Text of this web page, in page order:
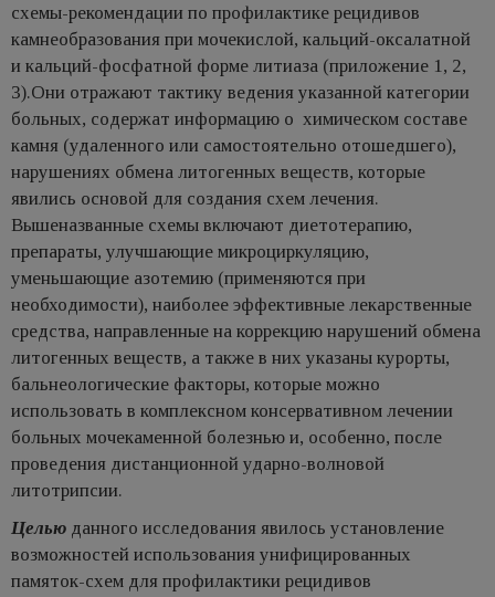
схемы-рекомендации по профилактике рецидивов
камнеобразования при мочекислой, кальций-оксалатной
и кальций-фосфатной форме литиаза (приложение 1, 2,
3).Они отражают тактику ведения указанной категории
больных, содержат информацию о химическом составе
камня (удаленного или самостоятельно отошедшего),
нарушениях обмена литогенных веществ, которые
явились основой для создания схем лечения.
Вышеназванные схемы включают диетотерапию,
препараты, улучшающие микроциркуляцию,
уменьшающие азотемию (применяются при
необходимости), наиболее эффективные лекарственные
средства, направленные на коррекцию нарушений обмена
литогенных веществ, а также в них указаны курорты,
бальнеологические факторы, которые можно
использовать в комплексном консервативном лечении
больных мочекаменной болезнью и, особенно, после
проведения дистанционной ударно-волновой
литотрипсии.
Целью данного исследования явилось установление
возможностей использования унифицированных
памяток-схем для профилактики рецидивов